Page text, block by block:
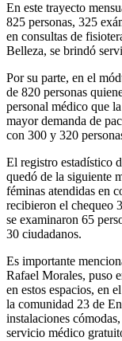
En este trayecto
825 personas, 325
en consultas de
Belleza, se brindó
Por su parte, en el
de 820 personas
personal médico que
mayor demanda de
con 300 y 320
El registro estadístico
quedó de la siguiente
féminas atendidas en
recibieron el chequeo
se examinaron 65
30 ciudadanos.
Es importante
Rafael Morales, puso
en estos espacios, en
la comunidad 23 de
instalaciones
servicio médico